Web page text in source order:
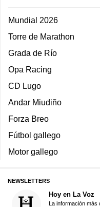
Mundial 2026
Torre de Marathon
Grada de Río
Opa Racing
CD Lugo
Andar Miudiño
Forza Breo
Fútbol gallego
Motor gallego
NEWSLETTERS
Hoy en La Voz
La información más